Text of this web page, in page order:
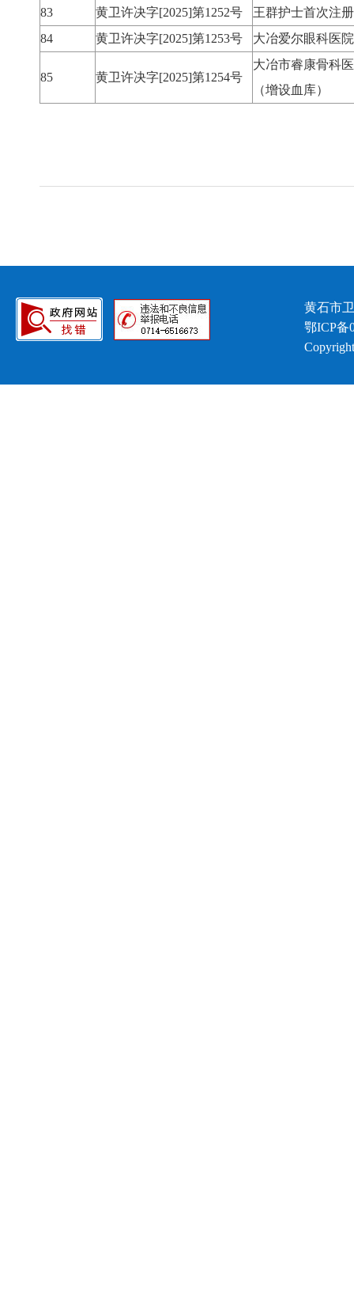
83 黄卫许决字[2025]第1252号
王群护士首次注册
84
黄卫许决字[2025]第1253号 大冶爱尔眼科医
85 黄卫许决字[2025]第1254号
大冶市睿康骨科
（增设血库）
黄石市
鄂ICP备